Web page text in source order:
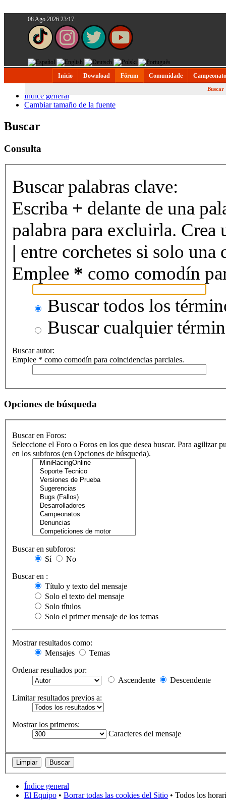
08 Ago 2026 23:17
Inicio Download Fórum Comunidade
Buscar
Índice general
Cambiar tamaño de la fuente
Buscar
Consulta
Buscar palabras clave:
Escriba + delante de una
palabra para excluirla. Crea
| entre corchetes si solo una
Emplee * como comodín
Buscar todos los
Buscar cualquier
Buscar autor:
Emplee * como comodín para coincidencias parciales.
Opciones de búsqueda
Buscar en Foros:
Seleccione el Foro o Foros en los que desea buscar. Para agilizar
en los subforos (en Opciones de búsqueda).
Buscar en subforos:
Sí
No
Buscar en :
Título y texto del mensaje
Solo el texto del mensaje
Solo títulos
Solo el primer mensaje de los temas
Mostrar resultados como:
Mensajes
Temas
Ordenar resultados por:
Ascendente
Descendente
Limitar resultados previos a:
Mostrar los primeros:
Caracteres del mensaje
Índice general
El Equipo • Borrar todas las cookies del Sitio • Todos los